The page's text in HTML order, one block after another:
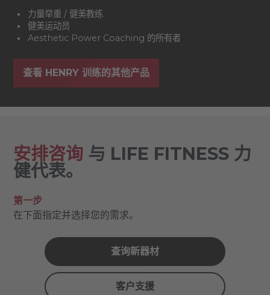
力量举重 / 健美教练
健美运动员
Aesthetic Power Coaching 的所有者
查看 HENRY 训练的其他产品
安排咨询与 LIFE FITNESS 力
健代表。
第一步
在下面指定并选择您的需求。
查询新器材
客户支援